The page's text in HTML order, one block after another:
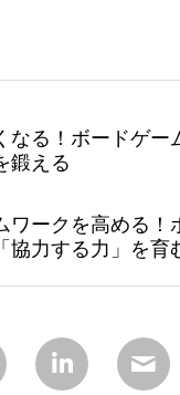
なる！ボードゲー
鍛える
ワークを高める！
協力する力」を育